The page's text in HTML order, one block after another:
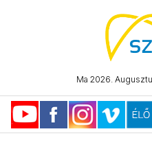
Ma 2026.